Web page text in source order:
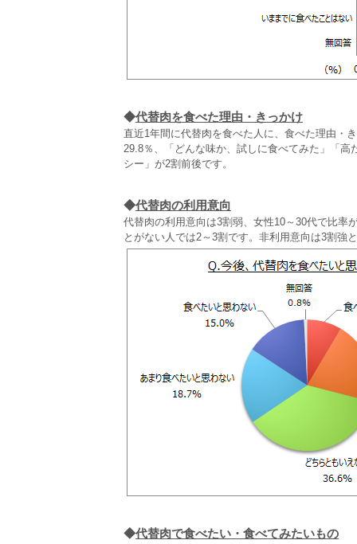
◆代替肉を食べた理由・きっかけ
直近1年間に代替肉を食べた人に、食べた理由・
29.8％、「どんな味か、試しに食べてみた」「
シー」が2割前後です。
◆代替肉の利用意向
代替肉の利用意向は3割弱、女性10～30代で比率
とがない人では2～3割です。非利用意向は3割強
◆代替肉で食べたい・食べてみたいもの